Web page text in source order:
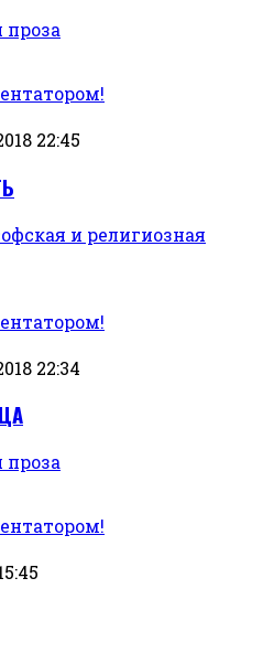
проза
22:45
и религиозная
22:34
проза